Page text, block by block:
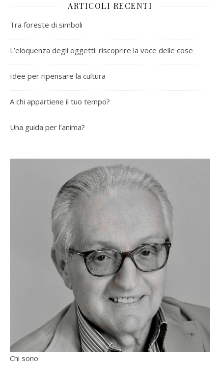
ARTICOLI RECENTI
Tra foreste di simboli
L’eloquenza degli oggetti: riscoprire la voce delle cose
Idee per ripensare la cultura
A chi appartiene il tuo tempo?
Una guida per l’anima?
Chi sono